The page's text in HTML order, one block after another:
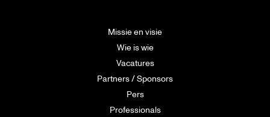
Missie en visie
Wie is wie
Vacatures
Partners / Sponsors
Pers
Professionals